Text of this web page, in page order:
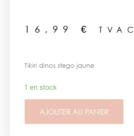
16,99 € TVAC
Tikiri dinos stego jaune
1 en stock
AJOUTER AU PANIER